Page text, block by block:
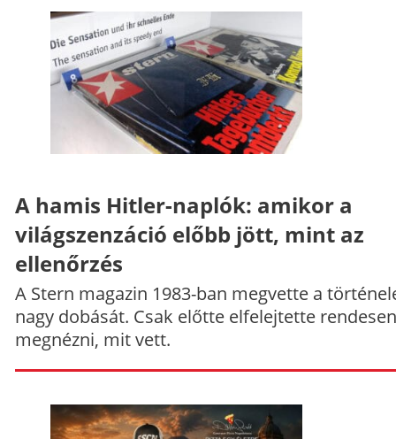
A hamis Hitler-naplók: amikor a
világszenzáció előbb jött, mint az
ellenőrzés
A Stern magazin 1983-ban megvette a
nagy dobását. Csak előtte elfelejtette rendesen
megnézni, mit vett.